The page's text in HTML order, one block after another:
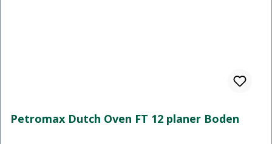
Petromax Dutch Oven FT 12 planer Boden